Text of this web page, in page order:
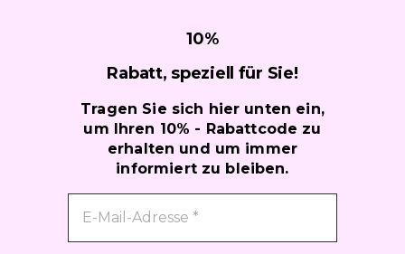
10%
Rabatt, speziell für Sie!
Tragen Sie sich hier unten ein,
um Ihren 10% - Rabattcode zu
erhalten und um immer
informiert zu bleiben.